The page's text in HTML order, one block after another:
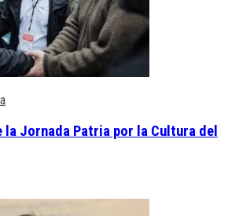
Jornada Patria por la Cultura del